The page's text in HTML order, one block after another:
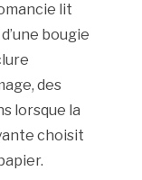
lit
bougie
des
lorsque la
choisit